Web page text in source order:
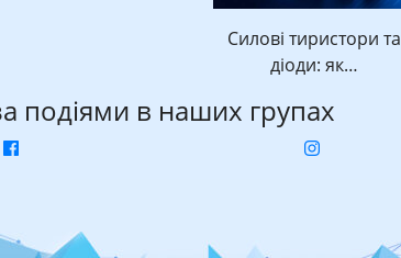
Силові тиристори та
діоди: як…
подіями в наших групах